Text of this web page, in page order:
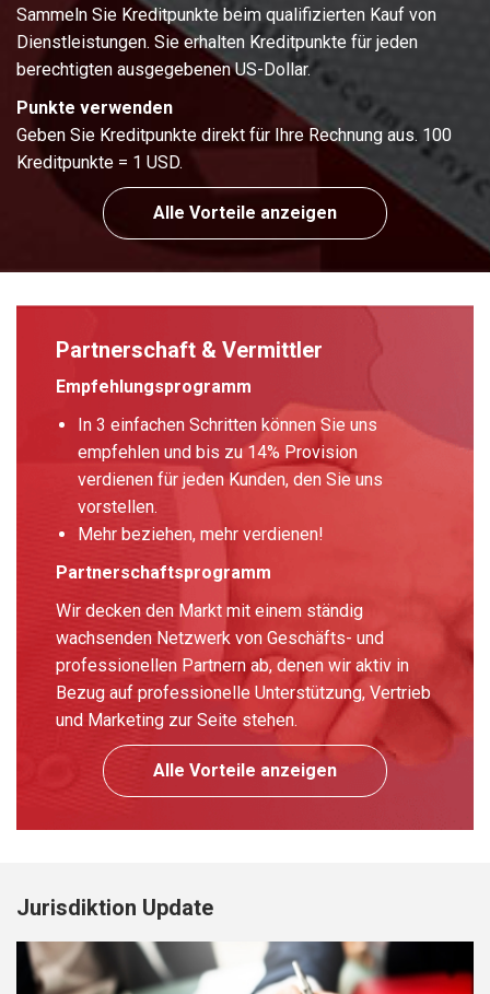
Sammeln Sie Kreditpunkte beim qualifizierten Kauf von
Dienstleistungen. Sie erhalten Kreditpunkte für jeden
berechtigten ausgegebenen US-Dollar.
Punkte verwenden
Geben Sie Kreditpunkte direkt für Ihre Rechnung aus. 100
Kreditpunkte = 1 USD.
Alle Vorteile anzeigen
Partnerschaft & Vermittler
Empfehlungsprogramm
In 3 einfachen Schritten können Sie uns
empfehlen und bis zu 14% Provision
verdienen für jeden Kunden, den Sie uns
vorstellen.
Mehr beziehen, mehr verdienen!
Partnerschaftsprogramm
Wir decken den Markt mit einem ständig
wachsenden Netzwerk von Geschäfts- und
professionellen Partnern ab, denen wir aktiv in
Bezug auf professionelle Unterstützung, Vertrieb
und Marketing zur Seite stehen.
Alle Vorteile anzeigen
Jurisdiktion Update